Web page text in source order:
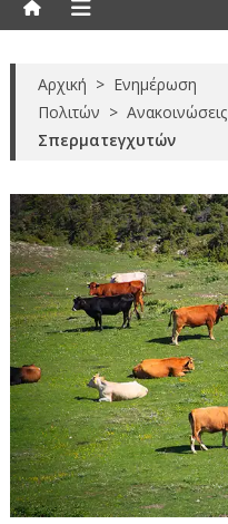
Αρχική > Ενημέρωση
Πολιτών > Ανακοινώσεις
Σπερματεγχυτών